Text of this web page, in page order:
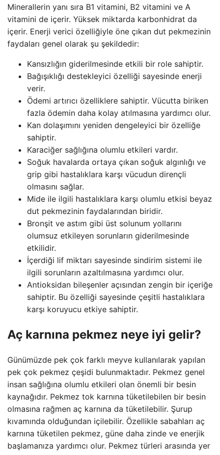
Minerallerin yanı sıra B1 vitamini, B2 vitamini ve A
vitamini de içerir. Yüksek miktarda karbonhidrat da
içerir. Enerji verici özelliğiyle öne çıkan dut pekmezinin
faydaları genel olarak şu şekildedir:
Kansızlığın giderilmesinde etkili bir role sahiptir.
Bağışıklığı destekleyici özelliği sayesinde enerji
verir.
Ödemi artırıcı özelliklere sahiptir. Vücutta biriken
fazla ödemin daha kolay atılmasına yardımcı olur.
Kan dolaşımını yeniden dengeleyici bir özelliğe
sahiptir.
Karaciğer sağlığına olumlu etkileri vardır.
Soğuk havalarda ortaya çıkan soğuk algınlığı ve
grip gibi hastalıklara karşı vücudun dirençli
olmasını sağlar.
Mide ile ilgili hastalıklara karşı olumlu etkisi beyaz
dut pekmezinin faydalarından biridir.
Bronşit ve astım gibi üst solunum yollarını
olumsuz etkileyen sorunların giderilmesinde
etkilidir.
İçerdiği lif miktarı sayesinde sindirim sistemi ile
ilgili sorunların azaltılmasına yardımcı olur.
Antioksidan bileşenler açısından zengin bir içeriğe
sahiptir. Bu özelliği sayesinde çeşitli hastalıklara
karşı koruyucu etkiye sahiptir.
Aç karnına pekmez neye iyi gelir?
Günümüzde pek çok farklı meyve kullanılarak yapılan
pek çok pekmez çeşidi bulunmaktadır. Pekmez genel
insan sağlığına olumlu etkileri olan önemli bir besin
kaynağıdır. Pekmez tok karnına tüketilebilen bir besin
olmasına rağmen aç karnına da tüketilebilir. Şurup
kıvamında olduğundan içilebilir. Özellikle sabahları aç
karnına tüketilen pekmez, güne daha zinde ve enerjik
başlamanıza yardımcı olur. Pekmez türleri arasında yer